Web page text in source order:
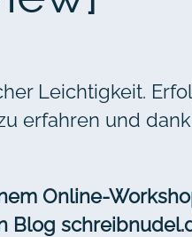
Leichtigkeit.
erfahren und
Online-